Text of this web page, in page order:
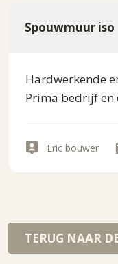
Spouwmuur iso
Hardwerkende
Prima bedrijf en
Eric bouwer
TERUG NAAR